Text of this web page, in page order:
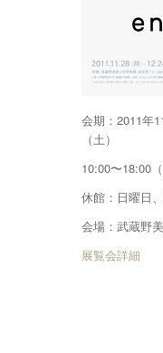
会期：2011年
（土）
10:00〜18:00
休館：日曜日
会場：武蔵野
展覧会詳細